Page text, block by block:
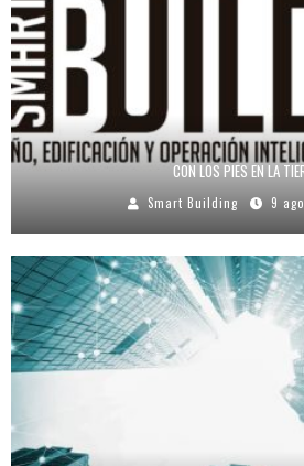
CON LOS PIES EN LA
Smart Building 9